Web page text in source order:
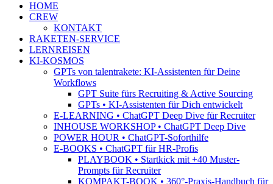
HOME
CREW
KONTAKT
RAKETEN-SERVICE
LERNREISEN
KI-KOSMOS
GPTs von talentrakete: KI-Assistenten für Deine
Workflows
GPT Suite fürs Recruiting & Active Sourcing
GPTs • KI-Assistenten für Dich entwickelt
E-LEARNING • ChatGPT Deep Dive für Recruiter
INHOUSE WORKSHOP • ChatGPT Deep Dive
POWER HOUR • ChatGPT-Soforthilfe
E-BOOKS • ChatGPT für HR-Profis
PLAYBOOK • Startkick mit +40 Muster-
Prompts für Recruiter
KOMPAKT-BOOK • 360°-Praxis-Handbuch für